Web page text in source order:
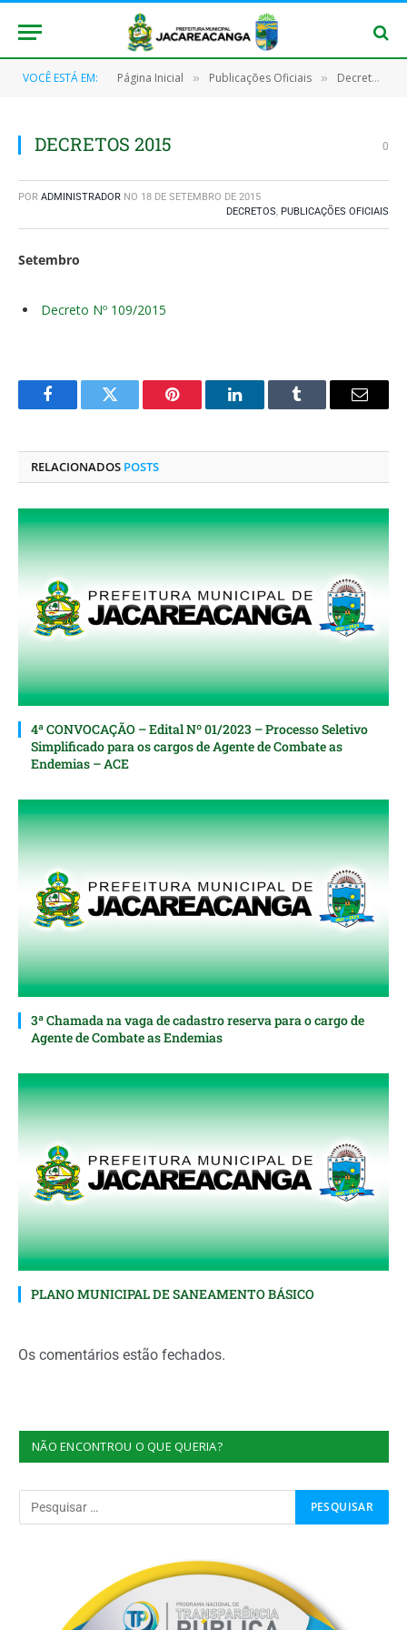
VOCÊ ESTÁ EM: Página Inicial » Publicações Oficiais » Decretos
DECRETOS 2015 0
POR ADMINISTRADOR NO 18 DE SETEMBRO DE 2015
DECRETOS, PUBLICAÇÕES OFICIAIS
Setembro
Decreto Nº 109/2015
FacebookTwitter Pinterest O
Tumblr
E-
RELACIONADOS POSTS
4ª CONVOCAÇÃO – Edital Nº 01/2023 – Processo Seletivo
Simplificado para os cargos de Agente de Combate as
Endemias – ACE
3ª Chamada na vaga de cadastro reserva para o cargo de
Agente de Combate as Endemias
PLANO MUNICIPAL DE SANEAMENTO BÁSICO
Os comentários estão fechados.
NÃO ENCONTROU O QUE QUERIA?